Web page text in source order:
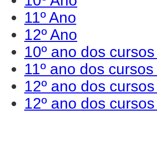
11º Ano
12º Ano
10º ano dos
11º ano dos
12º ano dos
12º ano dos